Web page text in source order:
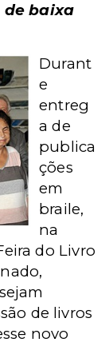
baixa
Durant
e
entreg
a de
publica
ções
em
braile,
na
do Livro
de livros
novo